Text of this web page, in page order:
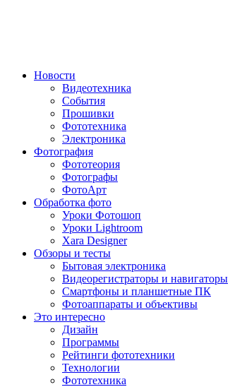
Новости
Видеотехника
События
Прошивки
Фототехника
Электроника
Фотография
Фототеория
Фотографы
ФотоАрт
Обработка фото
Уроки Фотошоп
Уроки Lightroom
Xara Designer
Обзоры и тесты
Бытовая электроника
Видеорегистраторы и навигаторы
Смартфоны и планшетные ПК
Фотоаппараты и объективы
Это интересно
Дизайн
Программы
Рейтинги фототехники
Технологии
Фототехника